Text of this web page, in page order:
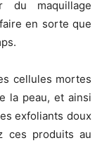
du maquillage
en sorte que
cellules mortes
la peau, et ainsi
exfoliants doux
ces produits au